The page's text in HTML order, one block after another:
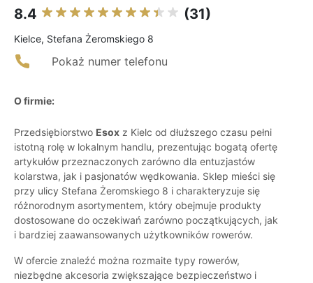
8.4 (31)
Kielce, Stefana Żeromskiego 8
Pokaż numer telefonu
O firmie:
Przedsiębiorstwo Esox z Kielc od dłuższego czasu pełni
istotną rolę w lokalnym handlu, prezentując bogatą ofertę
artykułów przeznaczonych zarówno dla entuzjastów
kolarstwa, jak i pasjonatów wędkowania. Sklep mieści się
przy ulicy Stefana Żeromskiego 8 i charakteryzuje się
różnorodnym asortymentem, który obejmuje produkty
dostosowane do oczekiwań zarówno początkujących, jak
i bardziej zaawansowanych użytkowników rowerów.
W ofercie znaleźć można rozmaite typy rowerów,
niezbędne akcesoria zwiększające bezpieczeństwo i